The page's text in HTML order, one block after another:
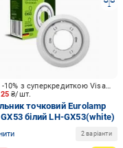
₴/шт.
До -10% з суперкредиткою Visa Вигода
точковий Eurolamp
білий LH-GX53(white)
2 варіанти